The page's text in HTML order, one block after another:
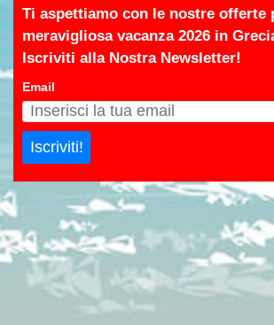
Ti aspettiamo con le nostre offerte
meravigliosa vacanza 2026 in
Iscriviti alla Nostra Newsletter!
Email
Iscriviti!